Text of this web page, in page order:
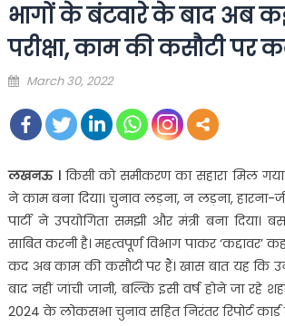
भागों के बंटवारे के बाद अब
परीक्षा, काम की कसौटी पर
Posted
March 30, 2022
लखनऊ ।किसी को समीकरण का सहारा मिल
ने काम बना दिया। चुनाव लड़ना, न लड़ना,
पार्टी ने उपयोगिता समझी और मंत्री बना दिया।
साबित करनी है। महत्वपूर्ण विभाग पाकर ‘कद्दावर’
कद अब काम की कसौटी पर हैं। खास बात यह कि
बाद नहीं जांची जानी, बल्कि इसी वर्ष होने जा रहे
2024 के लोकसभा चुनाव सहित निरंतर रिपोर्ट कार्ड